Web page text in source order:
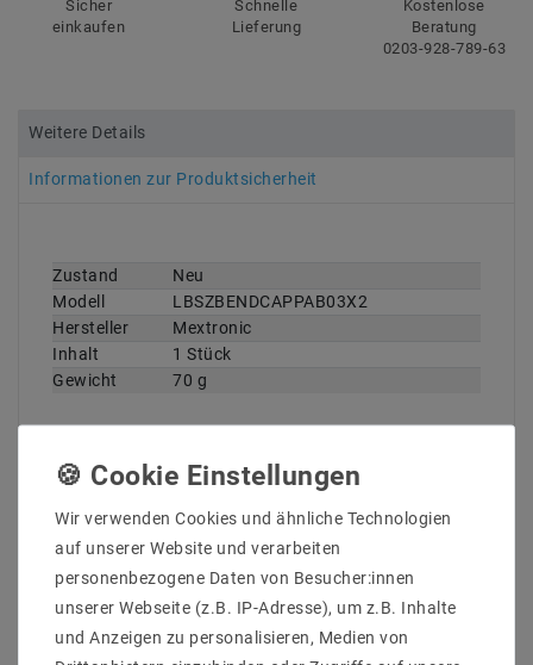
Sicher
einkaufen
Schnelle
Lieferung
Kostenlose
Beratung
0203-928-789-63
Weitere Details
Informationen zur Produktsicherheit
Technisches
Merkmal
Wert
Zustand
Neu
Modell
LBSZBENDCAPPAB03X2
Hersteller
Mextronic
Inhalt
1 Stück
Gewicht
70 g
ZULETZT ANGESEHEN
Wir verwenden Cookies und ähnliche Technologien
auf unserer Website und verarbeiten
personenbezogene Daten von Besucher:innen
unserer Webseite (z.B. IP-Adresse), um z.B. Inhalte
und Anzeigen zu personalisieren, Medien von